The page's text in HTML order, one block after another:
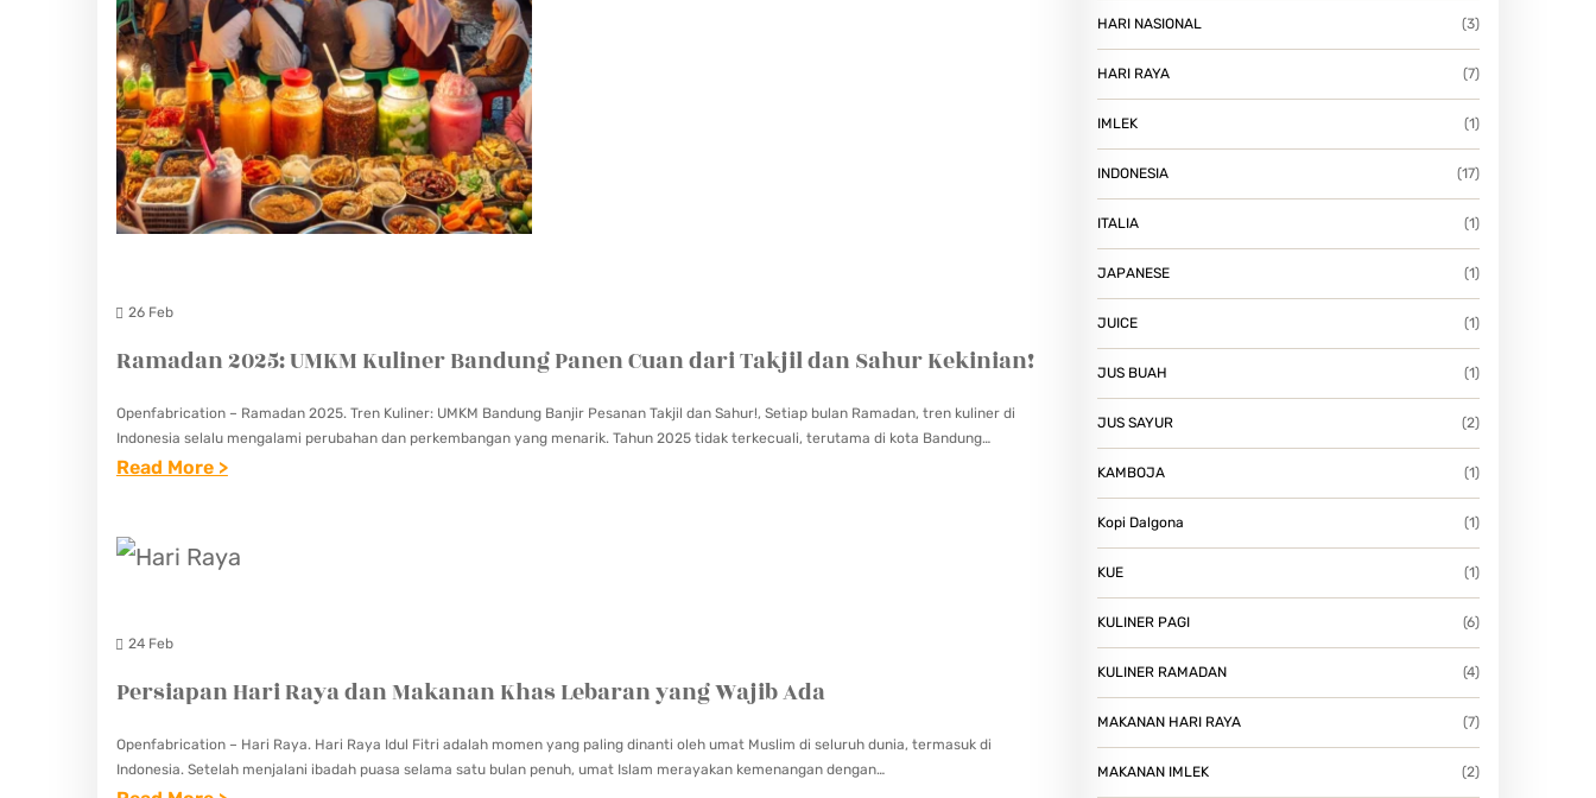
D
A
N
K
E
N
I
T
N
B
B
P
A
C
U
A
N
D
A
R
N
E
R
T
R
26 Feb
Ramadan 2025: UMKM Kuliner Bandung Panen Cuan dari Takjil dan Sahur Kekinian!
Openfabrication – Ramadan 2025. Tren Kuliner: UMKM Bandung Banjir Pesanan Takjil dan Sahur!, Setiap bulan Ramadan, tren kuliner di
Indonesia selalu mengalami perubahan dan perkembangan yang menarik. Tahun 2025 tidak terkecuali, terutama di kota Bandung…
Read More >:
M
N
0
24 Feb
Persiapan Hari Raya dan Makanan Khas Lebaran yang Wajib Ada
Openfabrication – Hari Raya. Hari Raya Idul Fitri adalah momen yang paling dinanti oleh umat Muslim di seluruh dunia, termasuk di
Indonesia. Setelah menjalani ibadah puasa selama satu bulan penuh, umat Islam merayakan kemenangan dengan…
HARI NASIONAL (3)
HARI RAYA (7)
IMLEK (1)
INDONESIA (17)
ITALIA (1)
JAPANESE (1)
JUICE (1)
JUS BUAH (1)
JUS SAYUR (2)
KAMBOJA (1)
Kopi Dalgona (1)
KUE (1)
KULINER PAGI (6)
KULINER RAMADAN (4)
MAKANAN HARI RAYA (7)
MAKANAN IMLEK (2)